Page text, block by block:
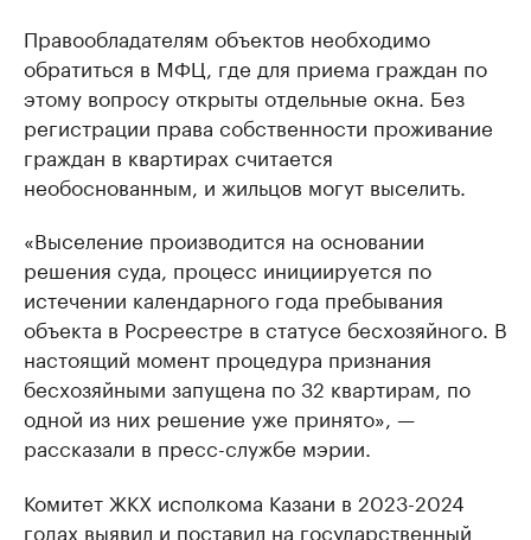
Правообладателям объектов необходимо
обратиться в МФЦ, где для приема граждан по
этому вопросу открыты отдельные окна. Без
регистрации права собственности проживание
граждан в квартирах считается
необоснованным, и жильцов могут выселить.
«Выселение производится на основании
решения суда, процесс инициируется по
истечении календарного года пребывания
объекта в Росреестре в статусе бесхозяйного. В
настоящий момент процедура признания
бесхозяйными запущена по 32 квартирам, по
одной из них решение уже принято», —
рассказали в пресс-службе мэрии.
Комитет ЖКХ исполкома Казани в 2023-2024
годах выявил и поставил на государственный